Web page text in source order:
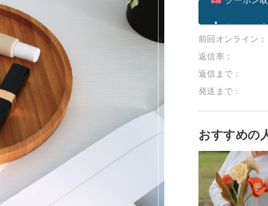
フォローす
前回オンライン：
返信率：
返信まで：
発送まで：
おすすめの